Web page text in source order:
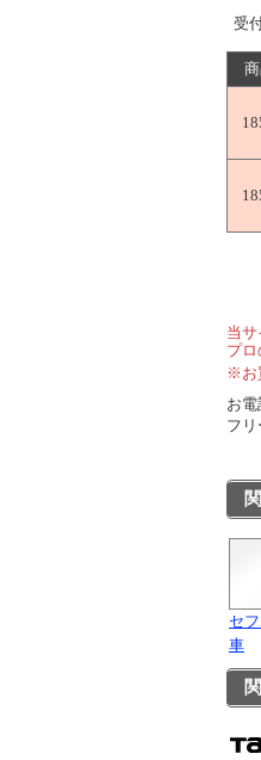
受
当
プロ
※お
お
フ
セ
車